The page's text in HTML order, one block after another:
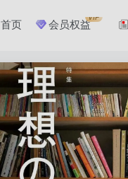
首页 会员权益VIP